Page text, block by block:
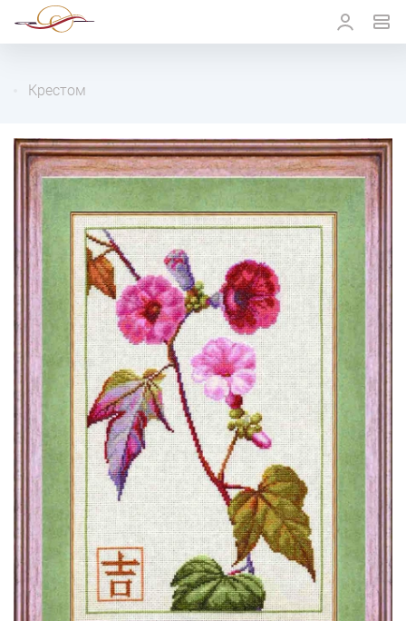
Крестом
1/2
Изображения и цвет представленного товара могут незначительно
отличаться от оригинала продукции, взависимости от разрешения и
настроек вашего монитора, а также условий освещения при съемке
Вышивка ОЛ-001 Вьюнок